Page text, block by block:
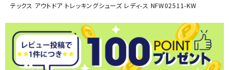
テックス アウトドア トレッキングシューズ レディ-ス NFW02511-KW